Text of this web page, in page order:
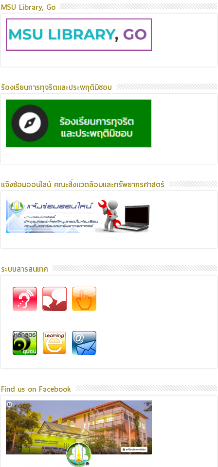
MSU Library, Go
ร้องเรียนการทุจริตและประพฤติมิชอบ
แจ้งซ่อมออนไลน์ คณะสิ่งแวดล้อมและทรัพยากรศาสตร์
ระบบสารสนเทศ
Find us on Facebook